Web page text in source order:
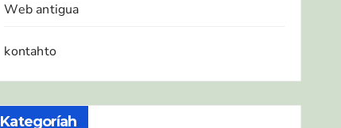
Web antigua
kontahto
Kategoríah